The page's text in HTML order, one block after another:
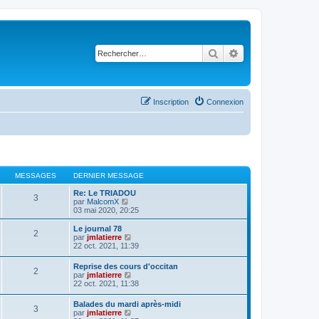
Rechercher
Connexion
Inscription
MESSAGES DERNIER MESSAGE
3
Re: Le TRIADOU
par MalcomX
o
n
u
l
e
r
l
e
d
e
r
03 mai 2020, 20:25
2
Le journal 78
par jmlatierre
o
u
l
t
e
r
22 oct. 2021, 11:39
2
Reprise des cours d'occitan
par jmlatierre
o
s
u
l
22 oct. 2021, 11:38
3
Balades du mardi après-midi
par jmlatierre